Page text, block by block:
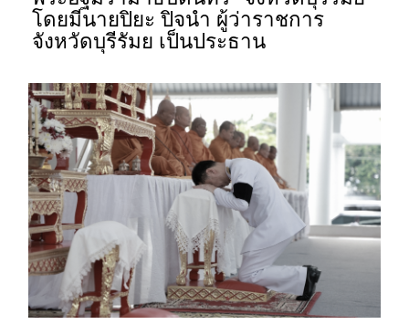
โดยมีนายปิยะ ปิจนำ ผู้ว่าราชการ
จังหวัดบุรีรัมย เป็นประธาน